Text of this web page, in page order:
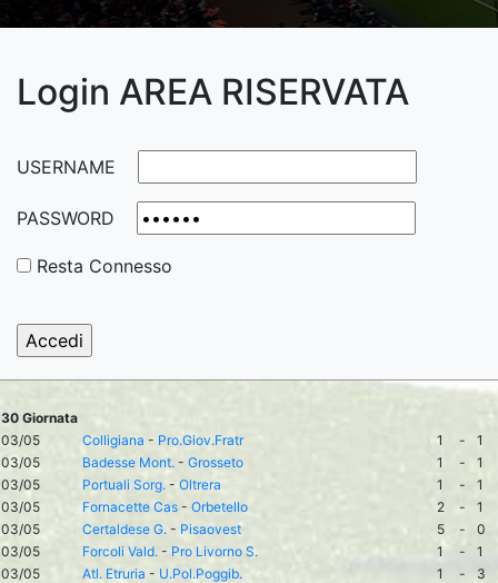
Login AREA RISERVATA
USERNAME
PASSWORD
Resta Connesso
30 Giornata
03/05
Colligiana - Pro.Giov.Fratr 1 -
1
03/05
Badesse Mont. - Grosseto 1 -
1
03/05
Portuali Sorg. - Oltrera 1 -
1
03/05
Fornacette Cas - Orbetello 2 -
1
03/05
Certaldese G. - Pisaovest 5 -
0
03/05
Forcoli Vald. - Pro Livorno S. 1 -
1
03/05
Atl. Etruria - U.Pol.Poggib. 1 -
3